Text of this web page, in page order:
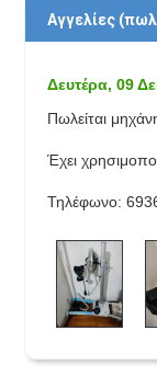
Αγγελίες
Δευτέρα, 09
Πωλείται
Έχει
Τηλέφωνο: